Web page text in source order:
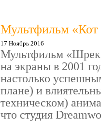
Мультфильм «Кот
17 Ноябрь 2016
Мультфильм
на экраны в 2001
настолько
плане) и
техническом)
что студия